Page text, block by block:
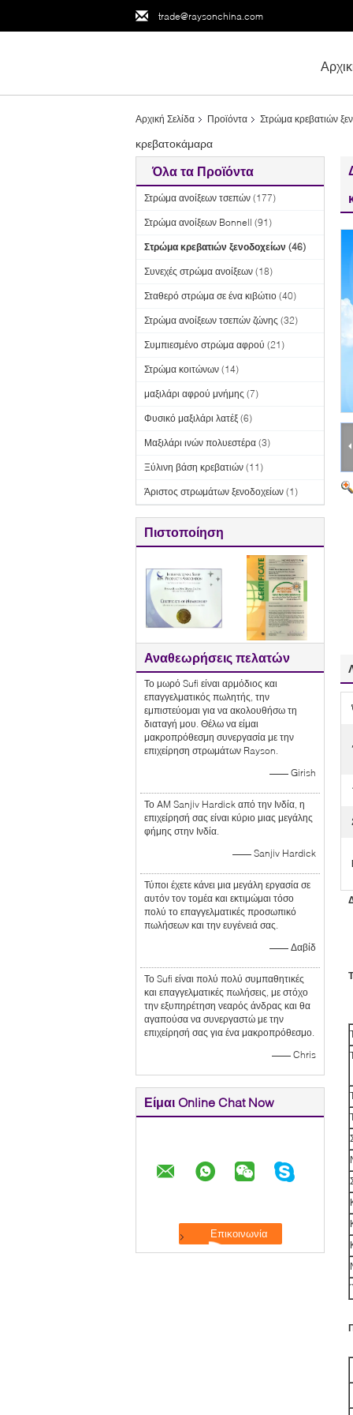
trade@raysonchina.com
Αρχική Σελίδα Προϊόντα Στρώμα κρεβατιών
κρεβατοκάμαρα
Όλα τα Προϊόντα
Στρώμα ανοίξεων τσεπών (177)
Στρώμα ανοίξεων Bonnell (91)
Στρώμα κρεβατιών ξενοδοχείων (46)
Συνεχές στρώμα ανοίξεων (18)
Σταθερό στρώμα σε ένα κιβώτιο (40)
Στρώμα ανοίξεων τσεπών ζώνης (32)
Συμπιεσμένο στρώμα αφρού (21)
Στρώμα κοιτώνων (14)
μαξιλάρι αφρού μνήμης (7)
Φυσικό μαξιλάρι λατέξ (6)
Μαξιλάρι ινών πολυεστέρα (3)
Ξύλινη βάση κρεβατιών (11)
Άριστος στρωμάτων ξενοδοχείων (1)
Πιστοποίηση
Αναθεωρήσεις πελατών
Το μωρό Sufi είναι αρμόδιος και
επαγγελματικός πωλητής, την
εμπιστεύομαι για να ακολουθήσω τη
διαταγή μου. Θέλω να είμαι
μακροπρόθεσμη συνεργασία με την
επιχείρηση στρωμάτων Rayson.
—— Girish
Το AM Sanjiv Hardick από την Ινδία, η
επιχείρησή σας είναι κύριο μιας μεγάλης
φήμης στην Ινδία.
—— Sanjiv Hardick
Τύποι έχετε κάνει μια μεγάλη εργασία σε
αυτόν τον τομέα και εκτιμώμαι τόσο
πολύ το επαγγελματικές προσωπικό
πωλήσεων και την ευγένειά σας.
—— Δαβίδ
Το Sufi είναι πολύ πολύ συμπαθητικές
και επαγγελματικές πωλήσεις, με στόχο
την εξυπηρέτηση νεαρός άνδρας και θα
αγαπούσα να συνεργαστώ με την
επιχείρησή σας για ένα μακροπρόθεσμο.
—— Chris
Είμαι Online Chat Now